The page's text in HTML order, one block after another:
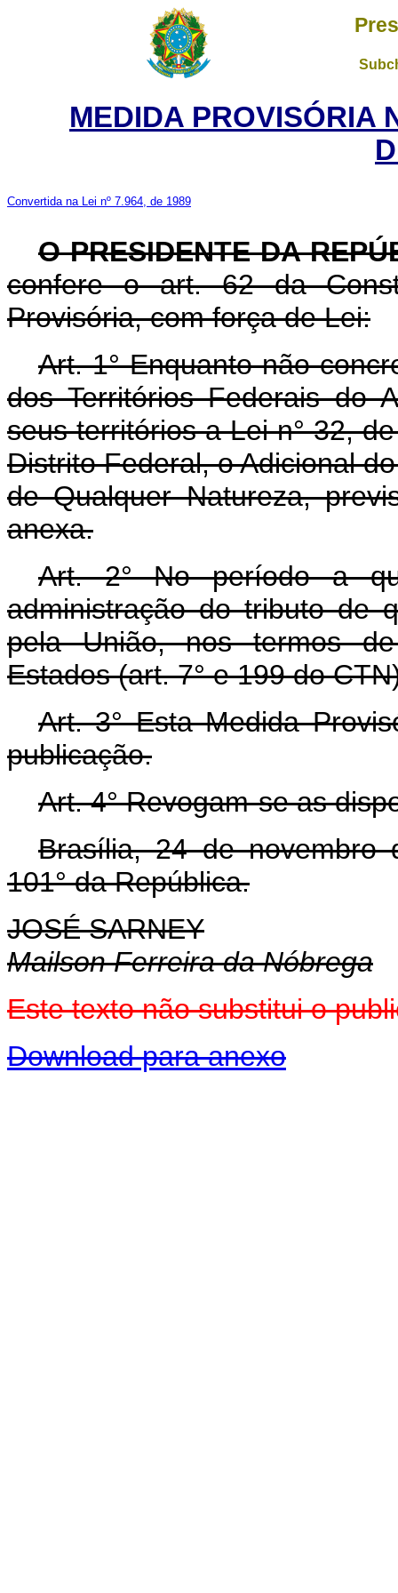
MEDIDA PROVISÓRIA
Convertida na Lei nº 7.964, de 1989
O PRESIDENTE DA
confere o art. 62 da
Provisória, com força de Lei:
Art. 1° Enquanto não
dos Territórios Federais do
seus territórios a Lei n° 32,
Distrito Federal, o Adicional
de Qualquer Natureza,
anexa.
Art. 2° No período a
administração do tributo de
pela União, nos termos
Estados (art. 7° e 199 do
Art. 3° Esta Medida
publicação.
Art. 4° Revogam-se as
Brasília, 24 de novembro
101° da República.
JOSÉ SARNEY
Mailson Ferreira da Nóbrega
Este texto não substitui o
Download para anexo